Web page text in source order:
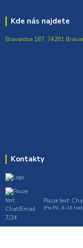
Kde nás najdete
Bravantice 187, 74281
Kontakty
Pouze text:
(Po-Pá, 8-16